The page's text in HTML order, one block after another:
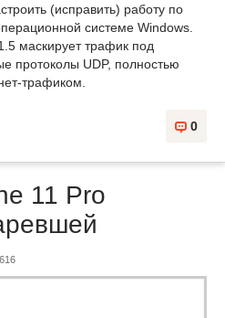
(исправить) работу по
системе Windows.
маскирует трафик под
протоколы UDP, полностью
0
11 Pro